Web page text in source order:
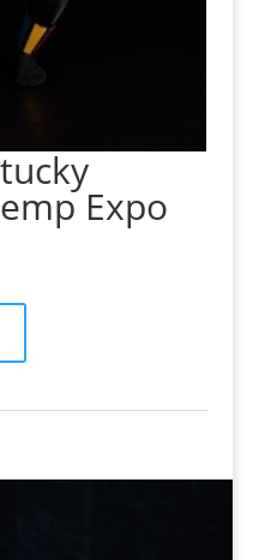
Expo